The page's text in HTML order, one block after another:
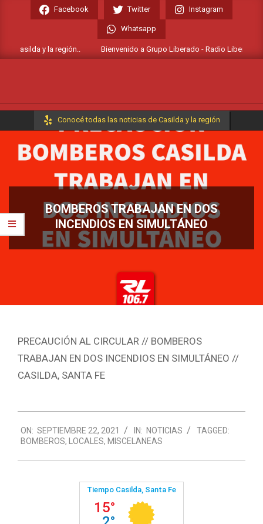
Facebook Twitter Instagram
Whatsapp
Casilda y la región.. Bienvenido a Grupo Liberado - Radio Liberada
Primary
Conocé todas las noticias de Casilda y la región
BOMBEROS TRABAJAN EN DOS
INCENDIOS EN SIMULTÁNEO
PRECAUCIÓN AL CIRCULAR // BOMBEROS
TRABAJAN EN DOS INCENDIOS EN SIMULTÁNEO //
CASILDA, SANTA FE
09-
22
ON: SEPTIEMBRE 22, 2021 IN: NOTICIAS
TAGGED:
BOMBEROS, LOCALES, MISCELANEAS